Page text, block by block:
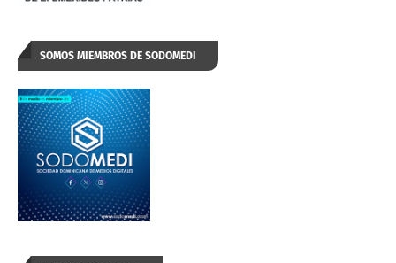
SOMOS MIEMBROS DE SODOMEDI